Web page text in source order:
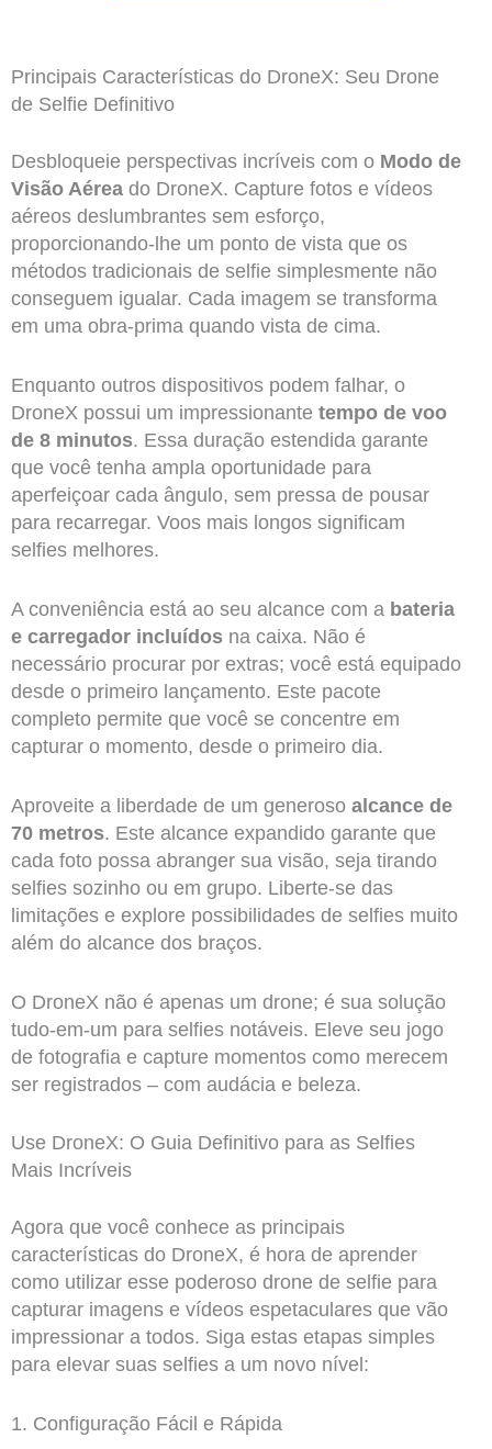
Principais Características do DroneX: Seu Drone
de Selfie Definitivo
Desbloqueie perspectivas incríveis com o Modo de
Visão Aéreado DroneX. Capture fotos e vídeos
aéreos deslumbrantes sem esforço,
proporcionando-lhe um ponto de vista que os
métodos tradicionais de selfie simplesmente não
conseguem igualar. Cada imagem se transforma
em uma obra-prima quando vista de cima.
Enquanto outros dispositivos podem falhar, o
DroneX possui um impressionante tempo de voo
de 8 minutos. Essa duração estendida garante
que você tenha ampla oportunidade para
aperfeiçoar cada ângulo, sem pressa de pousar
para recarregar. Voos mais longos significam
selfies melhores.
A conveniência está ao seu alcance com a bateria
e carregador incluídosna caixa. Não é
necessário procurar por extras; você está equipado
desde o primeiro lançamento. Este pacote
completo permite que você se concentre em
capturar o momento, desde o primeiro dia.
Aproveite a liberdade de um generoso alcance de
70 metros. Este alcance expandido garante que
cada foto possa abranger sua visão, seja tirando
selfies sozinho ou em grupo. Liberte-se das
limitações e explore possibilidades de selfies muito
além do alcance dos braços.
O DroneX não é apenas um drone; é sua solução
tudo-em-um para selfies notáveis. Eleve seu jogo
de fotografia e capture momentos como merecem
ser registrados – com audácia e beleza.
Use DroneX: O Guia Definitivo para as Selfies
Mais Incríveis
Agora que você conhece as principais
características do DroneX, é hora de aprender
como utilizar esse poderoso drone de selfie para
capturar imagens e vídeos espetaculares que vão
impressionar a todos. Siga estas etapas simples
para elevar suas selfies a um novo nível:
1. Configuração Fácil e Rápida